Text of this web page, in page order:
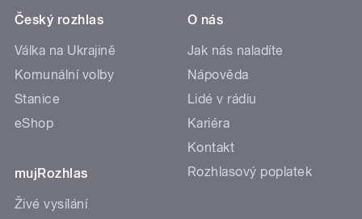
Český rozhlas
Válka na Ukrajině
Komunální volby
Stanice
eShop
mujRozhlas
Živé vysílání
O nás
Jak nás naladíte
Nápověda
Lidé v rádiu
Kariéra
Kontakt
Rozhlasový poplatek